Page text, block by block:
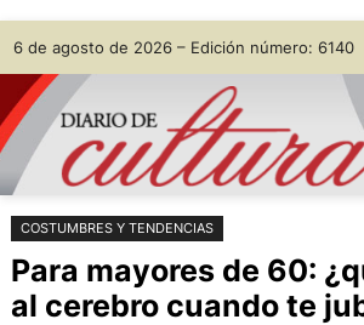
Saltar
al
contenido
Skip
to
content
6 de agosto de 2026 – Edición número: 6140
COSTUMBRES Y TENDENCIAS
Para mayores de 60:
al cerebro cuando te